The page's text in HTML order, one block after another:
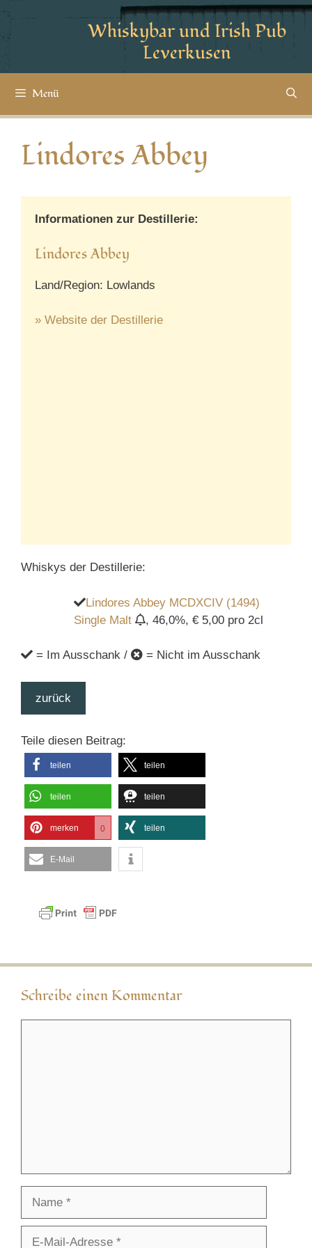
Whiskybar und Irish Pub
Leverkusen
Menü
Lindores Abbey
Informationen zur Destillerie:
Lindores Abbey
Land/Region: Lowlands
» Website der Destillerie
Whiskys der Destillerie:
Lindores Abbey MCDXCIV (1494)
Single Malt
, 46,0%, € 5,00 pro 2cl
= Im Ausschank / = Nicht im Ausschank
zurück
Teile diesen Beitrag:
teilen teilen
teilen teilen
merken 0 teilen
E-Mail
Schreibe einen Kommentar